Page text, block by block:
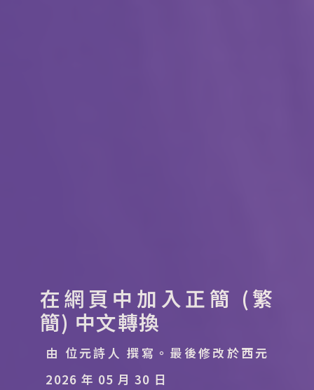
在網頁中加入正簡 (繁
簡) 中文轉換
由 位元詩人 撰寫。 最後修改於西元
2026 年 05 月 30 日